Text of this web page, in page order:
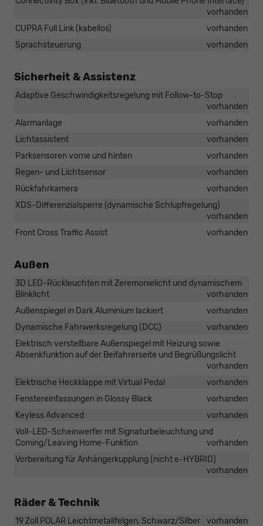
vorhanden
CUPRA Full Link (kabellos)
vorhanden
Sprachsteuerung
vorhanden
Sicherheit & Assistenz
Adaptive Geschwindigkeitsregelung mit Follow-to-Stop
vorhanden
Alarmanlage
vorhanden
Lichtassistent
vorhanden
Parksensoren vorne und hinten
vorhanden
Regen- und Lichtsensor
vorhanden
Rückfahrkamera
vorhanden
XDS-Differenzialsperre (dynamische Schlupfregelung)
vorhanden
Front Cross Traffic Assist
vorhanden
Außen
3D LED-Rückleuchten mit Zeremonielicht und dynamischem
Blinklicht
vorhanden
Außenspiegel in Dark Aluminium lackiert
vorhanden
Dynamische Fahrwerksregelung (DCC)
vorhanden
Elektrisch verstellbare Außenspiegel mit Heizung sowie
Absenkfunktion auf der Beifahrerseite und Begrüßungslicht
vorhanden
Elektrische Heckklappe mit Virtual Pedal
vorhanden
Fenstereinfassungen in Glossy Black
vorhanden
Keyless Advanced
vorhanden
Voll-LED-Scheinwerfer mit Signaturbeleuchtung und
Coming/Leaving Home-Funktion
vorhanden
Vorbereitung für Anhängerkupplung (nicht e-HYBRID)
vorhanden
Räder & Technik
19 Zoll POLAR Leichtmetallfelgen, Schwarz/Silber vorhanden